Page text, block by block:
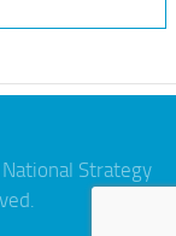
Strategy